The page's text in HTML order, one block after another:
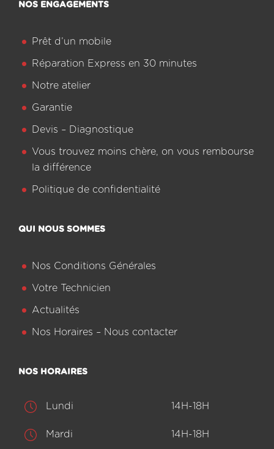
NOS ENGAGEMENTS
Prêt d’un mobile
Réparation Express en 30 minutes
Notre atelier
Garantie
Devis – Diagnostique
Vous trouvez moins chère, on vous rembourse
la différence
Politique de confidentialité
QUI NOUS SOMMES
Nos Conditions Générales
Votre Technicien
Actualités
Nos Horaires – Nous contacter
NOS HORAIRES
Lundi 14H-18H
Mardi 14H-18H